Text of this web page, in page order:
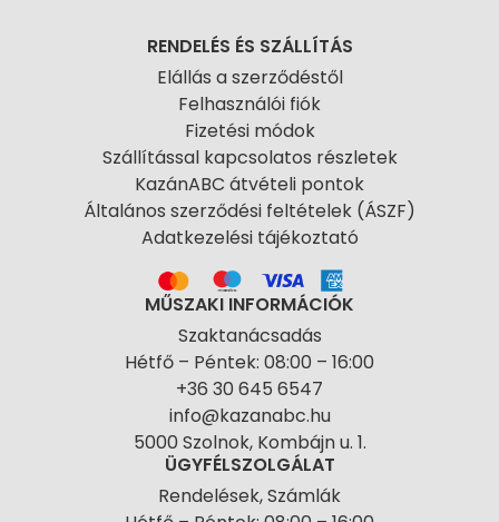
RENDELÉS ÉS SZÁLLÍTÁS
Elállás a szerződéstől
Felhasználói fiók
Fizetési módok
Szállítással kapcsolatos részletek
KazánABC átvételi pontok
Általános szerződési feltételek (ÁSZF)
Adatkezelési tájékoztató
MŰSZAKI INFORMÁCIÓK
Szaktanácsadás
Hétfő – Péntek: 08:00 – 16:00
+36 30 645 6547
info@kazanabc.hu
5000 Szolnok, Kombájn u. 1.
ÜGYFÉLSZOLGÁLAT
Rendelések, Számlák